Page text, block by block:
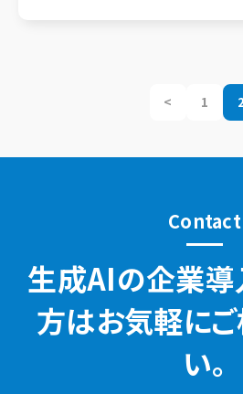
< 1
Contact
生成AIの企業
方はお気軽にご
い。